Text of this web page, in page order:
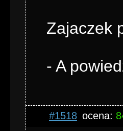
Zajaczek
- A
#1518 ocena: